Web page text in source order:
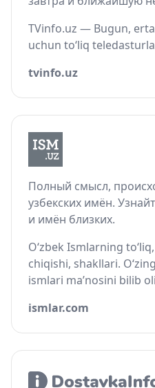
TVinfo.uz — Bugun,
uchun to‘liq
tvinfo.uz
Полный смысл,
узбекских имён.
и имён близких.
O‘zbek Ismlarning
chiqishi, shakllari.
ismlari ma’nosini bilib
ismlar.com